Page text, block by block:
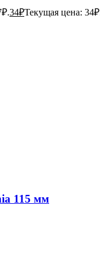
34₽Текущая цена:
115 мм